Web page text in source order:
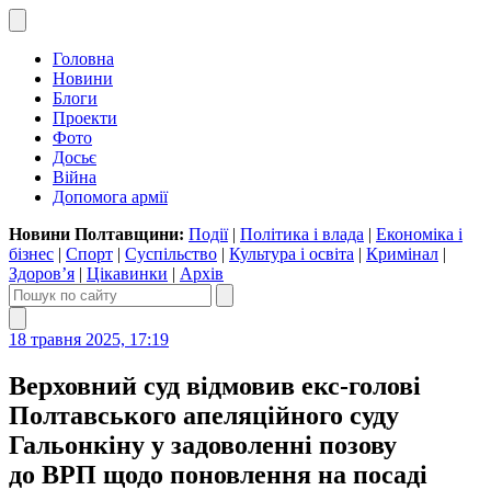
Головна
Новини
Блоги
Проекти
Фото
Досьє
Війна
Допомога армії
Новини Полтавщини: Події| Політика і влада | Економіка і
бізнес | Спорт | Суспільство | Культура і освіта | Кримінал |
Здоров’я | Цікавинки | Архів
18 травня 2025, 17:19
Верховний суд відмовив екс-голові
Полтавського апеляційного суду
Гальонкіну у задоволенні позову
до ВРП щодо поновлення на посаді